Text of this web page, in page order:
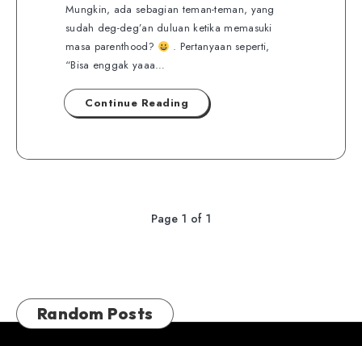
Mungkin, ada sebagian teman-teman, yang
sudah deg-deg’an duluan ketika memasuki
masa parenthood?
. Pertanyaan seperti,
“Bisa enggak yaaa…
Continue Reading
Page 1 of 1
Random Posts